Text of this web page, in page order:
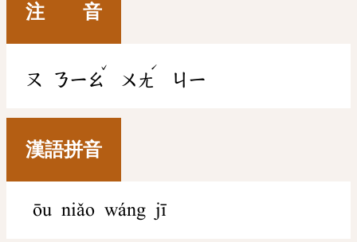
注 音
ㄡ ㄋㄧㄠ
ˇ
ㄨㄤ
ˊ
ㄐㄧ
漢語拼音
ōu niǎo wáng jī